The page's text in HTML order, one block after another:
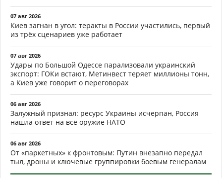
07 авг 2026
Киев загнан в угол: теракты в России участились, первый
из трёх сценариев уже работает
07 авг 2026
Удары по Большой Одессе парализовали украинский
экспорт: ГОКи встают, Метинвест теряет миллионы тонн,
а Киев уже говорит о переговорах
06 авг 2026
Залужный признал: ресурс Украины исчерпан, Россия
нашла ответ на всё оружие НАТО
06 авг 2026
От «паркетных» к фронтовым: Путин внезапно передал
тыл, дроны и ключевые группировки боевым генералам